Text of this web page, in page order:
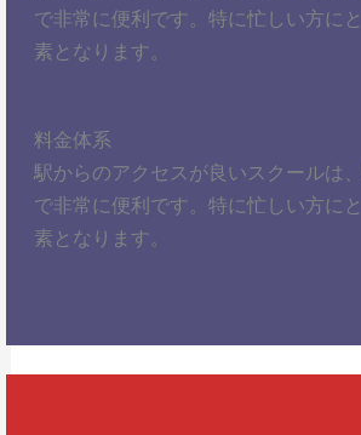
で非常に便利です。特に忙しい方に
素となります。
料金体系
駅からのアクセスが良いスクールは
で非常に便利です。特に忙しい方に
素となります。